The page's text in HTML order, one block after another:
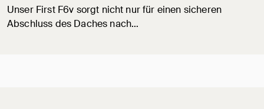
Unser First F6v sorgt nicht nur für einen sicheren
Abschluss des Daches nach…